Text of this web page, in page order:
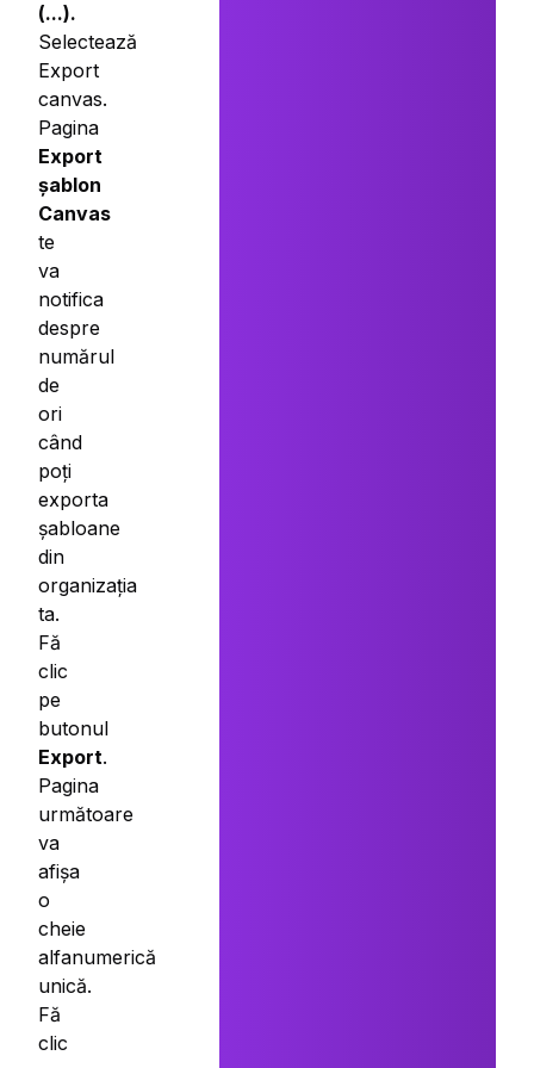
(...).
Selectează
Export
canvas.
Pagina
Export
șablon
Canvas
te
va
notifica
despre
numărul
de
ori
când
poți
exporta
șabloane
din
organizația
ta.
Fă
clic
pe
butonul
Export.
Pagina
următoare
va
afișa
o
cheie
alfanumerică
unică.
Fă
clic